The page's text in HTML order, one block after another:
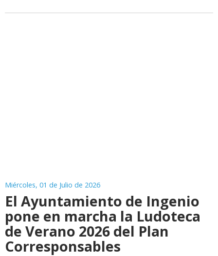
Miércoles, 01 de Julio de 2026
El Ayuntamiento de Ingenio
pone en marcha la Ludoteca
de Verano 2026 del Plan
Corresponsables